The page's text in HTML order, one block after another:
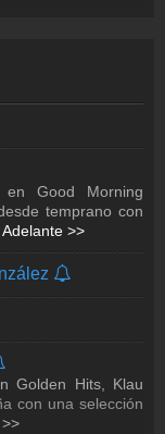
Huesca
los clásicos
Hits de Stereo
Golden Hits, Klau
con una selección
y 90. Prepárate
Good Morning
temprano con
Adelante >>
Golden Hits, Klau
con una selección